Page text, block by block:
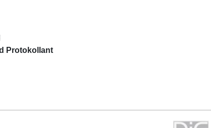
Protokollant